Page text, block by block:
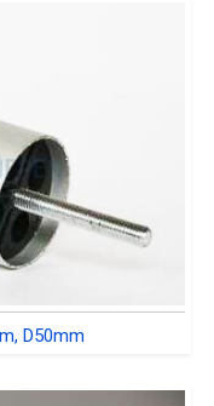
D50mm